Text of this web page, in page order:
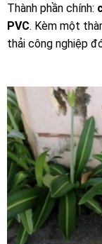
Thành phần chính:
PVC. Kèm một
thải công nghiệp